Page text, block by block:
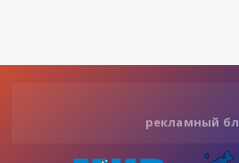
рекламный